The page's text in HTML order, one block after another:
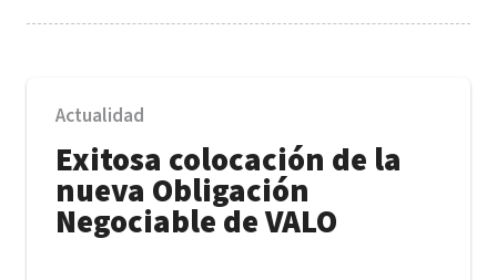
Actualidad
Exitosa colocación de la
nueva Obligación
Negociable de VALO